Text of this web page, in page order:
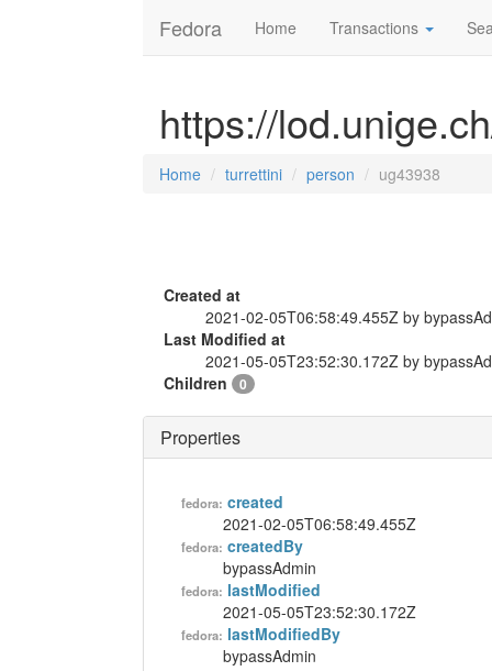
Fedora Home Transactions
https://
Home turrettini person ug43938
Created at
2021-02-05T06:58:49.455Z by
Last Modified at
2021-05-05T23:52:30.172Z by
Children
0
Properties
fedora: created
2021-02-05T06:58:49.455Z
fedora: createdBy
bypassAdmin
fedora: lastModified
2021-05-05T23:52:30.172Z
fedora: lastModifiedBy
bypassAdmin